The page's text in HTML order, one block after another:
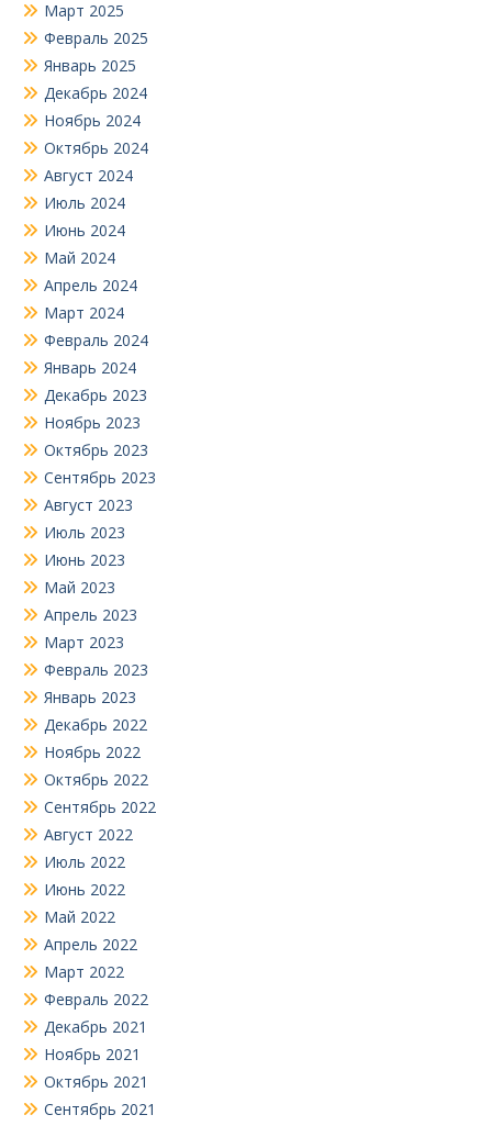
Март 2025
Февраль 2025
Январь 2025
Декабрь 2024
Ноябрь 2024
Октябрь 2024
Август 2024
Июль 2024
Июнь 2024
Май 2024
Апрель 2024
Март 2024
Февраль 2024
Январь 2024
Декабрь 2023
Ноябрь 2023
Октябрь 2023
Сентябрь 2023
Август 2023
Июль 2023
Июнь 2023
Май 2023
Апрель 2023
Март 2023
Февраль 2023
Январь 2023
Декабрь 2022
Ноябрь 2022
Октябрь 2022
Сентябрь 2022
Август 2022
Июль 2022
Июнь 2022
Май 2022
Апрель 2022
Март 2022
Февраль 2022
Декабрь 2021
Ноябрь 2021
Октябрь 2021
Сентябрь 2021